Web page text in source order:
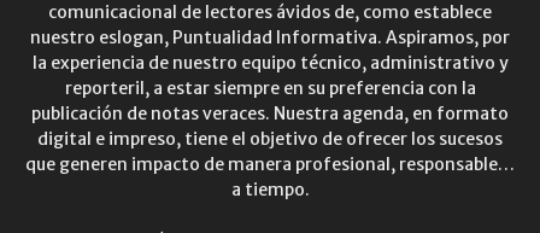
comunicacional de lectores ávidos de, como establece
nuestro eslogan, Puntualidad Informativa. Aspiramos, por
la experiencia de nuestro equipo técnico, administrativo y
reporteril, a estar siempre en su preferencia con la
publicación de notas veraces. Nuestra agenda, en formato
digital e impreso, tiene el objetivo de ofrecer los sucesos
que generen impacto de manera profesional, responsable…
a tiempo.